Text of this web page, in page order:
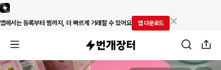
앱에서는 등록부터 찜까지, 더 빠르게 거래할 수 있어요 앱 다운로드